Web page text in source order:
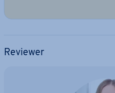
Reviewer